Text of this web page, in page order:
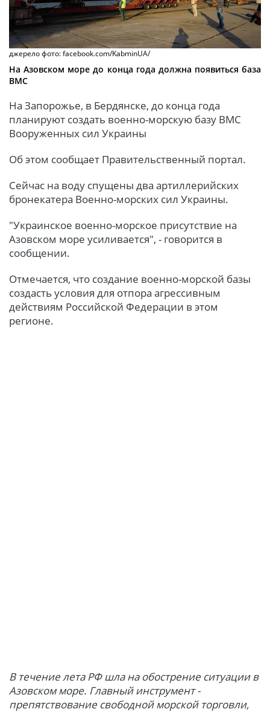
джерело фото: facebook.com/KabminUA/
На Азовском море до конца года должна появиться база
ВМС
На Запорожье, в Бердянске, до конца года
планируют создать военно-морскую базу ВМС
Вооруженных сил Украины
Об этом сообщает Правительственный портал.
Сейчас на воду спущены два артиллерийских
бронекатера Военно-морских сил Украины.
"Украинское военно-морское присутствие на
Азовском море усиливается", - говорится в
сообщении.
Отмечается, что создание военно-морской базы
создасть условия для отпора агрессивным
действиям Российской Федерации в этом
регионе.
В течение лета РФ шла на обострение ситуации в
Азовском море. Главный инструмент -
препятствование свободной морской торговли,